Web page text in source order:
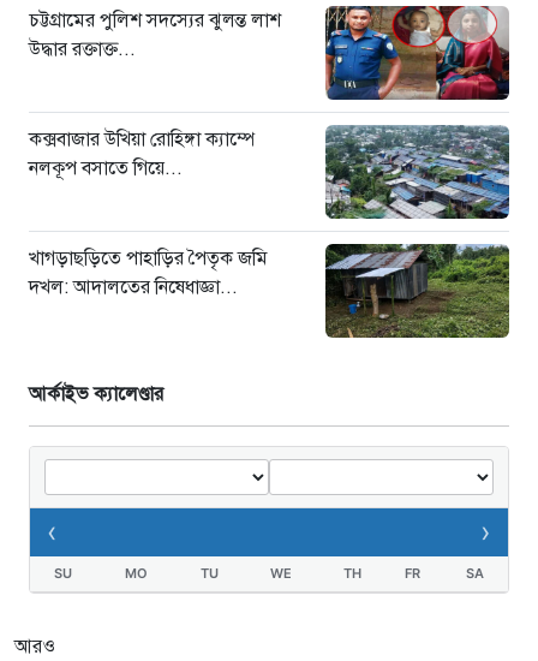
সৌদি আরবে কারখানায় আগুন: ১৬
বাংলাদেশী শ্রমিকের মৃত্যু
চট্টগ্রামের পুলিশ সদস্যের ঝুলন্ত লাশ
উদ্ধার রক্তাক্ত...
কক্সবাজার উখিয়া রোহিঙ্গা ক্যাম্পে
নলকূপ বসাতে গিয়ে...
খাগড়াছড়িতে পাহাড়ির পৈতৃক জমি
দখল: আদালতের নিষেধাজ্ঞা...
আর্কাইভ ক্যালেণ্ডার
‹ ›
SU MO TU WE TH FR SA
আরও